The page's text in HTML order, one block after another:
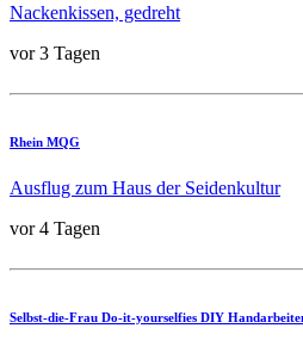
Nackenkissen, gedreht
vor 3 Tagen
Rhein MQG
Ausflug zum Haus der Seidenkultur
vor 4 Tagen
Selbst-die-Frau Do-it-yourselfies DIY